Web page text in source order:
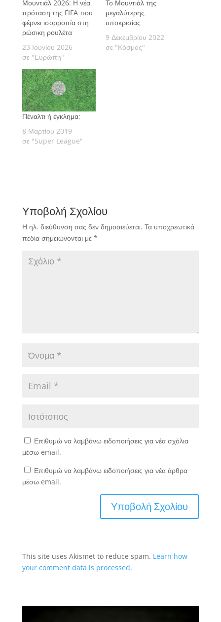
Μουντιάλ 2026: Η νέα
πρόταση της FIFA που
φέρνει ισορροπία στη
ρώσικη ρουλέτα
23 Ιουνίου 2026
σε "Ευρώπη"
Το Μουντιάλ της
μεγαλύτερης
υποκρισίας
9 Δεκεμβρίου 2022
σε "Κόσμος"
Πέναλτι ή έγκλημα;
8 Μαρτίου 2019
σε "Super League"
Υποβολή Σχολίου
Η ηλ. διεύθυνση σας δεν δημοσιεύεται. Τα υποχρεωτικά
πεδία σημειώνονται με *
Επιθυμώ να λαμβάνω ειδοποιήσεις για νέα σχόλια
μέσω email.
Επιθυμώ να λαμβάνω ειδοποιήσεις για νέα άρθρα
μέσω email.
This site uses Akismet to reduce spam. Learn how
your comment data is processed.